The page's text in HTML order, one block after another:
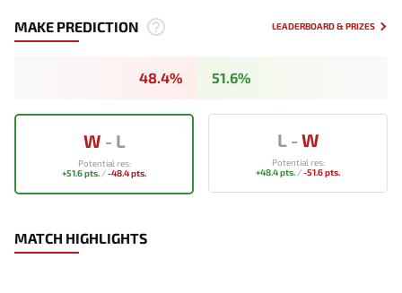
MAKE PREDICTION LEADERBOARD & PRIZES
48.4% 51.6%
W - L
Potential res:
+51.6 pts. /-48.4 pts.
L - W
Potential res:
+48.4 pts. /-51.6 pts.
MATCH HIGHLIGHTS